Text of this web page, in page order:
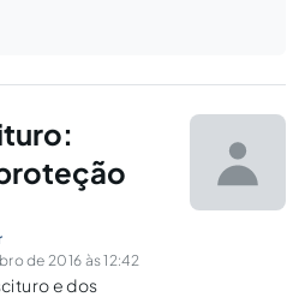
de 2016 às 12:42
e dos